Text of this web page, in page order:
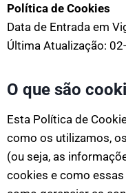
Política de Cookies
Data de Entrada em
Última Atualização:
O que são
Esta Política de
como os utilizamos,
(ou seja, as
cookies e como